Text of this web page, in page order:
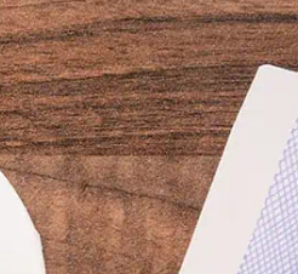
z domu vhodné.
tento způsob práce nyní
důvodů. Pro